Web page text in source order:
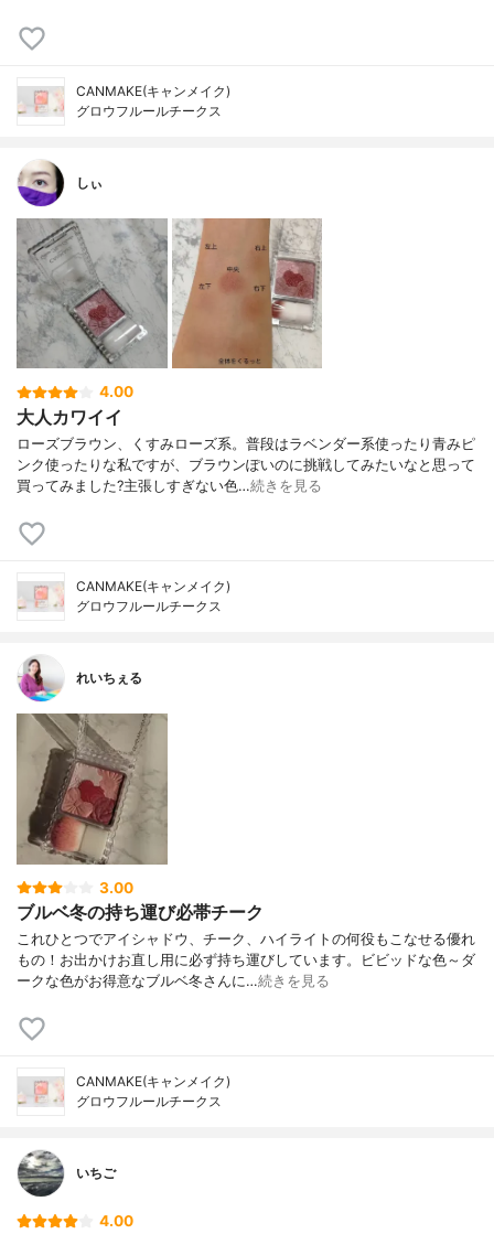
CANMAKE(キャンメイク)
グロウフルールチークス
しぃ
4.00
大人カワイイ
ローズブラウン、くすみローズ系。普段はラベンダー系使ったり青みピ
ンク使ったりな私ですが、ブラウンぽいのに挑戦してみたいなと思って
買ってみました?主張しすぎない色…続きを見る
CANMAKE(キャンメイク)
グロウフルールチークス
れいちぇる
3.00
ブルベ冬の持ち運び必帯チーク
これひとつでアイシャドウ、チーク、ハイライトの何役もこなせる優れ
もの！お出かけお直し用に必ず持ち運びしています。ビビッドな色～ダ
ークな色がお得意なブルベ冬さんに…続きを見る
CANMAKE(キャンメイク)
グロウフルールチークス
いちご
4.00